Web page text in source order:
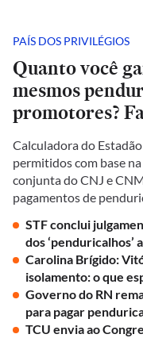
PAÍS DOS PRIVILÉGIOS
Quanto você
mesmos
promotores?
Calculadora do
permitidos com base
conjunta do CNJ e
pagamentos de
STF conclui
dos ‘penduricalhos’
Carolina Brígido:
isolamento: o que
Governo do RN
para pagar
TCU envia ao